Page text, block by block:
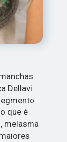
Dellavi
que é
melasma